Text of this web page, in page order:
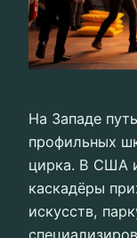
На Западе
профильных
цирка. В США
каскадёры
искусств,